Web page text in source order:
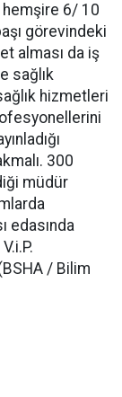
hemşire 6/ 10
görevindeki
alması da iş
sağlık
hizmetleri
300
müdür
edasında
/ Bilim